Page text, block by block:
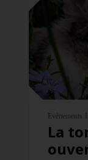
Evènements
La